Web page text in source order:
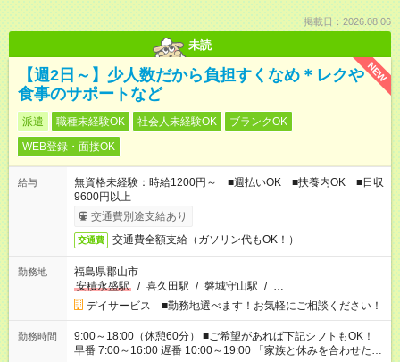
掲載日：2026.08.06
未読
NEW
【週2日～】少人数だから負担すくなめ＊レクや
食事のサポートなど
派遣 職種未経験OK 社会人未経験OK
ブランクOK
WEB登録・面接OK
給与
無資格未経験：時給1200円～ ■週払いOK ■扶養内OK ■日収
9600円以上
交通費別途支給あり
交通費 交通費全額支給（ガソリン代もOK！）
勤務地
福島県郡山市
安積永盛駅
/ 喜久田駅 / 磐城守山駅 / …
デイサービス ■勤務地選べます！お気軽にご相談ください！
勤務時間
9:00～18:00（休憩60分） ■ご希望があれば下記シフトもOK！
早番 7:00～16:00 遅番 10:00～19:00 「家族と休みを合わせた